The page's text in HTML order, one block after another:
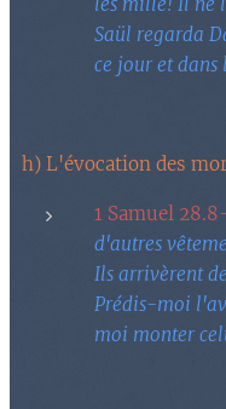
Saül regarda
ce jour et dans
h) L'évocation des
1 Samuel
d'autres
Ils arrivèrent
Prédis-moi
moi monter